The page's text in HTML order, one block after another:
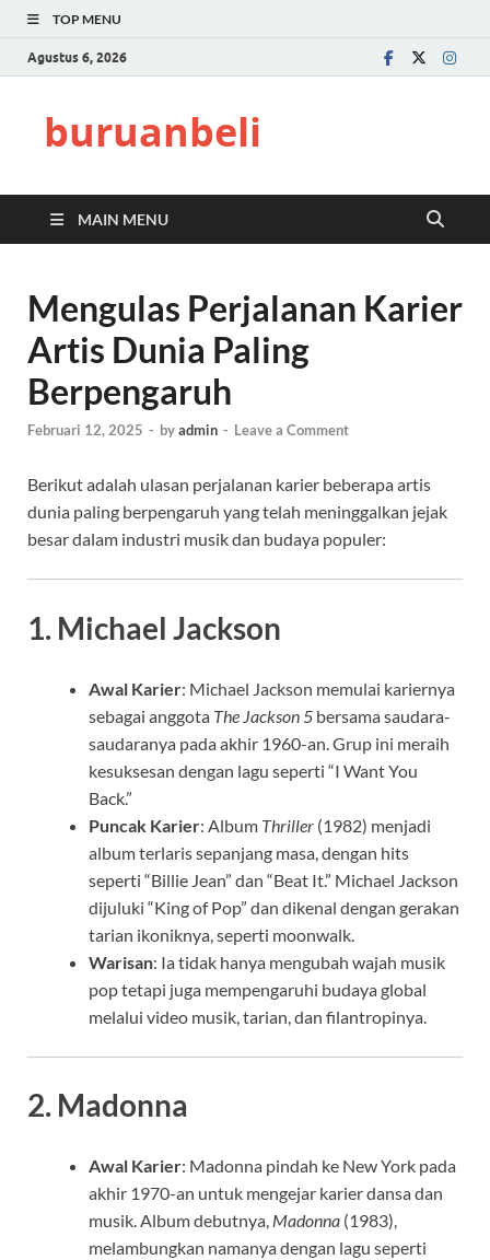
TOP MENU
Agustus 6, 2026
buruanbeli
MAIN MENU
Mengulas Perjalanan Karier
Artis Dunia Paling
Berpengaruh
Februari 12, 2025 - byadmin - Leave a Comment
Berikut adalah ulasan perjalanan karier beberapa artis
dunia paling berpengaruh yang telah meninggalkan jejak
besar dalam industri musik dan budaya populer:
1. Michael Jackson
Awal Karier: Michael Jackson memulai kariernya
sebagai anggota The Jackson 5 bersama saudara-
saudaranya pada akhir 1960-an. Grup ini meraih
kesuksesan dengan lagu seperti “I Want You
Back.”
Puncak Karier: Album Thriller (1982) menjadi
album terlaris sepanjang masa, dengan hits
seperti “Billie Jean” dan “Beat It.” Michael Jackson
dijuluki “King of Pop” dan dikenal dengan gerakan
tarian ikoniknya, seperti moonwalk.
Warisan: Ia tidak hanya mengubah wajah musik
pop tetapi juga mempengaruhi budaya global
melalui video musik, tarian, dan filantropinya.
2. Madonna
Awal Karier: Madonna pindah ke New York pada
akhir 1970-an untuk mengejar karier dansa dan
musik. Album debutnya, Madonna (1983),
melambungkan namanya dengan lagu seperti